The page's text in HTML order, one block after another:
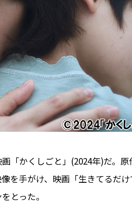
「かくしごと」(2024年)だ。
を手がけ、映画「生きてるだ
とった。